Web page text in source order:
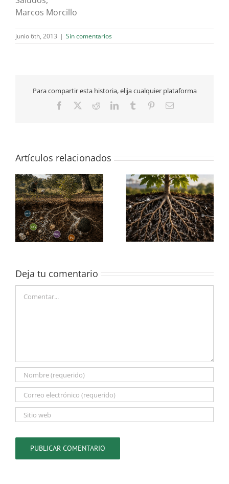
Marcos Morcillo
junio 6th, 2013 | Sin comentarios
Para compartir esta historia, elija cualquier plataforma
Facebook RedditLinkedInTumblr PinterestCorreo
Artículos relacionados
¿son capaces las
trufas de modificar el
suelo que les rodea?
¿en qué se parecen los
perrechicos a las
trufas?
Deja tu comentario